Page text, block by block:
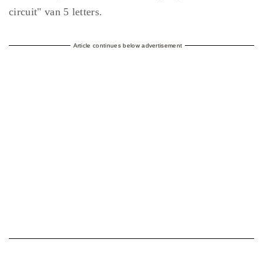
circuit" van 5 letters.
Article continues below advertisement